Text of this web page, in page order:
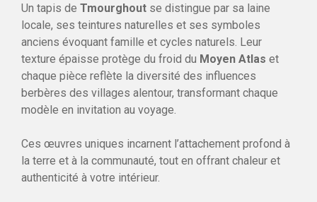
Un tapis de Tmourghout se distingue par sa laine
locale, ses teintures naturelles et ses symboles
anciens évoquant famille et cycles naturels. Leur
texture épaisse protège du froid du Moyen Atlas et
chaque pièce reflète la diversité des influences
berbères des villages alentour, transformant chaque
modèle en invitation au voyage.
Ces œuvres uniques incarnent l’attachement profond à
la terre et à la communauté, tout en offrant chaleur et
authenticité à votre intérieur.